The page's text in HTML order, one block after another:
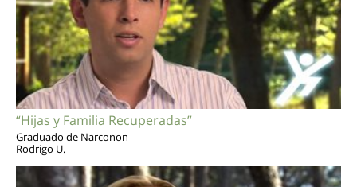
“Hijas y Familia Recuperadas”
Graduado de Narconon
Rodrigo U.